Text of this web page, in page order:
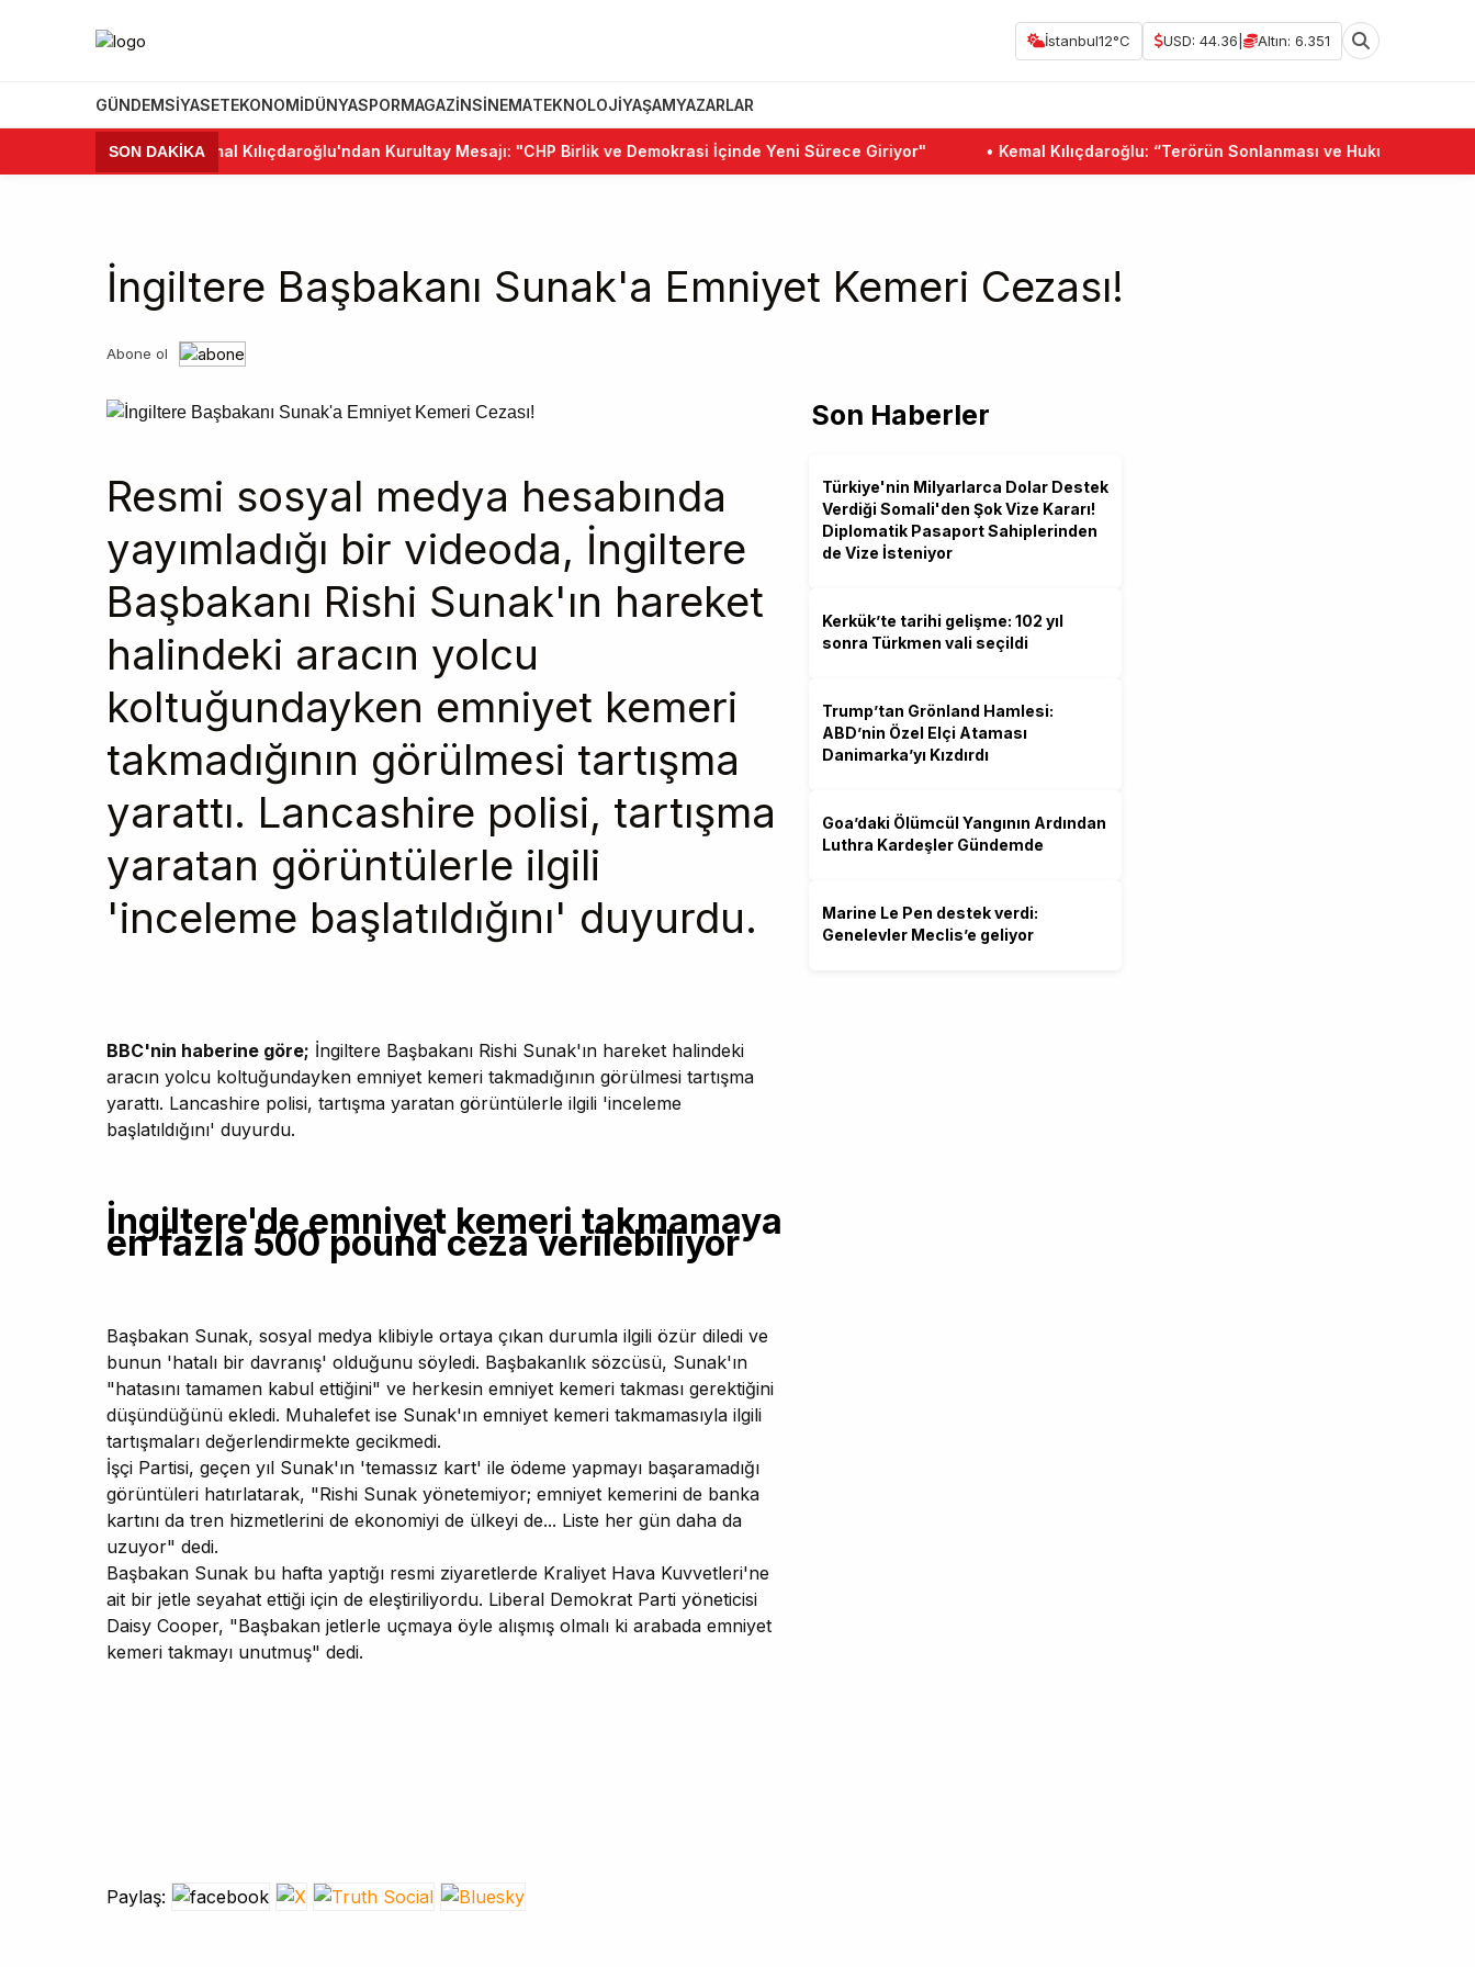
İstanbul12°C USD: 44.36 Altın: 6.351
GÜNDEMSIYASETEKONOMIDÜNYASPORMAGAZINSINEMATEKNOLOJIYAŞAMYAZARLAR
SON DAKİKA
•Kemal Kılıçdaroğlu'ndan Kurultay Mesajı: "CHP Birlik ve Demokrasi İçinde Yeni Sürece Giriyor" Kemal Kılıçdaroğlu: “Terörün Sonlanması ve Hukuk Devleti
İngiltere Başbakanı Sunak'a Emniyet Kemeri Cezası!
Abone ol
Resmi sosyal medya hesabında
yayımladığı bir videoda, İngiltere
Başbakanı Rishi Sunak'ın hareket
halindeki aracın yolcu
koltuğundayken emniyet kemeri
takmadığının görülmesi tartışma
yarattı. Lancashire polisi, tartışma
yaratan görüntülerle ilgili
'inceleme başlatıldığını' duyurdu.
BBC'nin haberine göre; İngiltere Başbakanı Rishi Sunak'ın hareket halindeki
aracın yolcu koltuğundayken emniyet kemeri takmadığının görülmesi tartışma
yarattı. Lancashire polisi, tartışma yaratan görüntülerle ilgili 'inceleme
başlatıldığını' duyurdu.
İngiltere'de emniyet kemeri takmamaya
en fazla 500 pound ceza verilebiliyor
Başbakan Sunak, sosyal medya klibiyle ortaya çıkan durumla ilgili özür diledi ve
bunun 'hatalı bir davranış' olduğunu söyledi. Başbakanlık sözcüsü, Sunak'ın
"hatasını tamamen kabul ettiğini" ve herkesin emniyet kemeri takması gerektiğini
düşündüğünü ekledi. Muhalefet ise Sunak'ın emniyet kemeri takmamasıyla ilgili
tartışmaları değerlendirmekte gecikmedi.
İşçi Partisi, geçen yıl Sunak'ın 'temassız kart' ile ödeme yapmayı başaramadığı
görüntüleri hatırlatarak, "Rishi Sunak yönetemiyor; emniyet kemerini de banka
kartını da tren hizmetlerini de ekonomiyi de ülkeyi de... Liste her gün daha da
uzuyor" dedi.
Başbakan Sunak bu hafta yaptığı resmi ziyaretlerde Kraliyet Hava Kuvvetleri'ne
ait bir jetle seyahat ettiği için de eleştiriliyordu. Liberal Demokrat Parti yöneticisi
Daisy Cooper, "Başbakan jetlerle uçmaya öyle alışmış olmalı ki arabada emniyet
kemeri takmayı unutmuş" dedi.
Paylaş:
Son Haberler
Türkiye'nin Milyarlarca Dolar Destek
Verdiği Somali'den Şok Vize Kararı!
Diplomatik Pasaport Sahiplerinden
de Vize İsteniyor
Kerkük’te tarihi gelişme: 102 yıl
sonra Türkmen vali seçildi
Trump’tan Grönland Hamlesi:
ABD’nin Özel Elçi Ataması
Danimarka’yı Kızdırdı
Goa’daki Ölümcül Yangının Ardından
Luthra Kardeşler Gündemde
Marine Le Pen destek verdi:
Genelevler Meclis’e geliyor